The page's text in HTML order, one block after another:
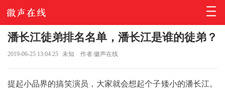
潘长江徒弟排名名单，潘长江是谁的徒弟？
2019-06-25 13:04:25 未知 作者:徽声在线
提起小品界的搞笑演员，大家就会想起个子矮小的潘长江。